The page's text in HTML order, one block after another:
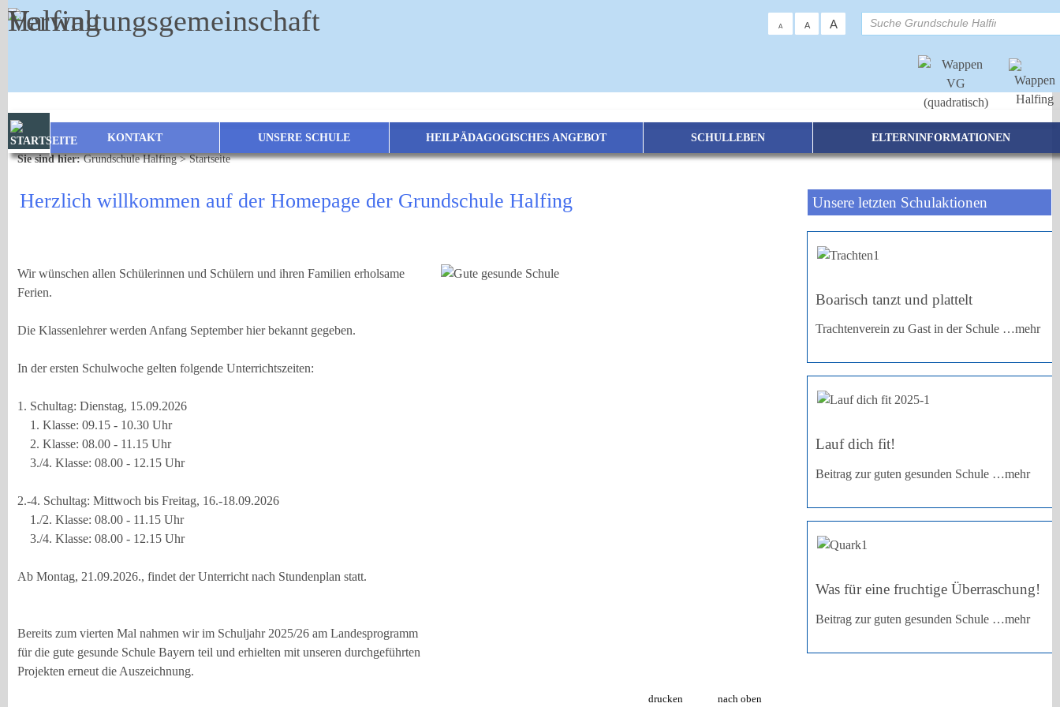
Zum Inhalt ,zur Navigation zur Startseitespringen.
A A A
KONTAKT UNSERE SCHULE HEILPÄDAGOGISCHES ANGEBOT SCHULLEBEN
ELTERNINFORMATIONEN
Sie sind hier: Grundschule Halfing>Startseite
Herzlich willkommen auf der Homepage der Grundschule Halfing
Wir wünschen allen Schülerinnen und Schülern und ihren Familien erholsame
Ferien.
Die Klassenlehrer werden Anfang September hier bekannt gegeben.
In der ersten Schulwoche gelten folgende Unterrichtszeiten:
1. Schultag: Dienstag, 15.09.2026
1. Klasse: 09.15 - 10.30 Uhr
2. Klasse: 08.00 - 11.15 Uhr
3./4. Klasse: 08.00 - 12.15 Uhr
2.-4. Schultag: Mittwoch bis Freitag, 16.-18.09.2026
1./2. Klasse: 08.00 - 11.15 Uhr
3./4. Klasse: 08.00 - 12.15 Uhr
Ab Montag, 21.09.2026., findet der Unterricht nach Stundenplan statt.
Bereits zum vierten Mal nahmen wir im Schuljahr 2025/26 am Landesprogramm
für die gute gesunde Schule Bayern teil und erhielten mit unseren durchgeführten
Projekten erneut die Auszeichnung.
drucken nach oben
Unsere letzten Schulaktionen
Boarisch tanzt und plattelt
Trachtenverein zu Gast in der Schule …mehr
Lauf dich fit!
Beitrag zur guten gesunden Schule …mehr
Was für eine fruchtige Überraschung!
Beitrag zur guten gesunden Schule …mehr